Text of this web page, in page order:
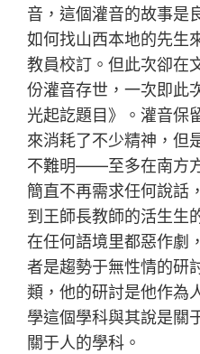
音，這個灌音的故事是
如何找山西本地的先生
教員校訂。但此次卻在
份灌音存世，一次即此
光起訖題目》。灌音保
來消耗了不少精神，但
不難明——至多在南方
簡直不再需求任何說話
到王師長教師的活生生
在任何語境里都惡作劇
者是趨勢于無性情的研
類，他的研討是他作為
學這個學科與其說是關
關于人的學科。